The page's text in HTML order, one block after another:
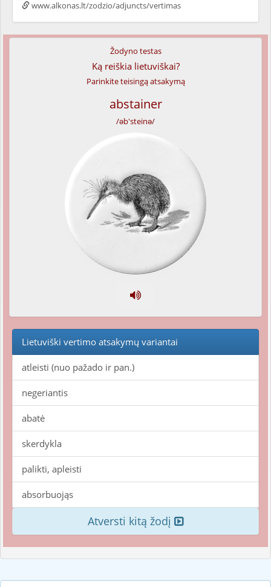
www.alkonas.lt/zodzio/adjuncts/vertimas
Žodyno testas
Ką reiškia lietuviškai?
Parinkite teisingą atsakymą
abstainer
/əb'steinə/
Lietuviški vertimo atsakymų variantai
atleisti (nuo pažado ir pan.)
negeriantis
abatė
skerdykla
palikti, apleisti
absorbuojąs
Atversti kitą žodį